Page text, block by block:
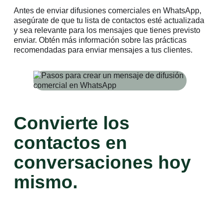
Antes de enviar difusiones comerciales en WhatsApp,
asegúrate de que tu lista de contactos esté actualizada
y sea relevante para los mensajes que tienes previsto
enviar. Obtén más información sobre las prácticas
recomendadas para enviar mensajes a tus clientes.
Convierte los
contactos en
conversaciones hoy
mismo.